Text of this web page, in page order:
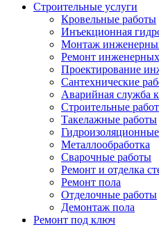
Строительные услуги
Кровельные работы
Инъекционная
Монтаж
Ремонт
Проектирование
Сантехнические
Аварийная служба
Строительные
Такелажные работы
Металлообработка
Сварочные работы
Ремонт и отделка
Ремонт пола
Отделочные работы
Демонтаж пола
Ремонт под ключ